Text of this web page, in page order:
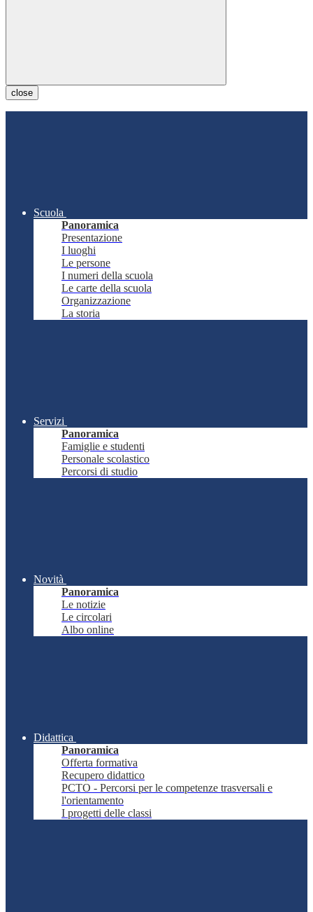
close
Scuola
Panoramica
Presentazione
I luoghi
Le persone
I numeri della scuola
Le carte della scuola
Organizzazione
La storia
Servizi
Panoramica
Famiglie e studenti
Personale scolastico
Percorsi di studio
Novità
Panoramica
Le notizie
Le circolari
Albo online
Didattica
Panoramica
Offerta formativa
Recupero didattico
PCTO - Percorsi per le competenze trasversali e
l'orientamento
I progetti delle classi